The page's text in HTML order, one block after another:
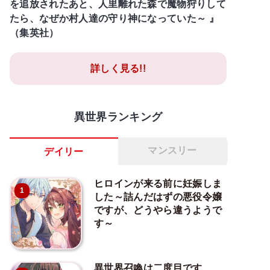
を追放されたあと、人里離れた森で魔物狩りして
たら、なぜか村人達の守り神になっていた～ 』
（集英社）
詳しく見る!!
異世界ランキング
デイリー マンスリー
1
ヒロインが来る前に妊娠しま
した～詰んだはずの悪役令嬢
ですが、どうやら違うようで
す～
異世界召喚は二度目です